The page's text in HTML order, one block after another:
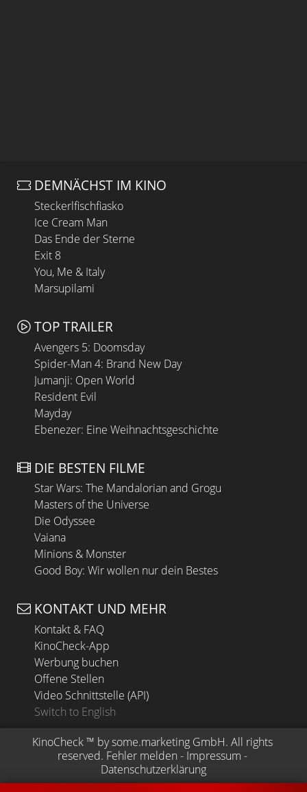
DEMNÄCHST IM KINO
Steckerlfischfiasko
Ice Cream Man
Das Ende der Sterne
Exit 8
You, Me & Italy
Marsupilami
TOP TRAILER
Avengers 5: Doomsday
Spider-Man 4: Brand New Day
Jumanji: Open World
Resident Evil
Mayday
Ebenezer: Eine Weihnachtsgeschichte
DIE BESTEN FILME
Star Wars: The Mandalorian and Grogu
Masters of the Universe
Die Odyssee
Vaiana
Minions & Monster
Good Boy: Wir wollen nur dein Bestes
KONTAKT UND MEHR
Kontakt & FAQ
KinoCheck-App
Werbung buchen
Offene Stellen
Video Schnittstelle (API)
Switch to English
KinoCheck ™ by some.marketing GmbH. All rights
reserved. Fehler melden - Impressum -
Datenschutzerklärung